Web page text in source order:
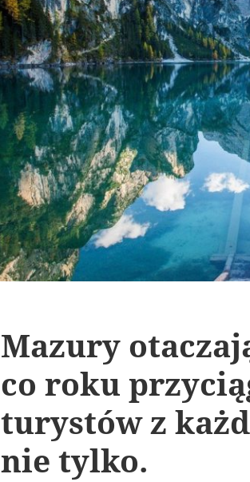
Mazury
co roku
turystów z
nie tylko.